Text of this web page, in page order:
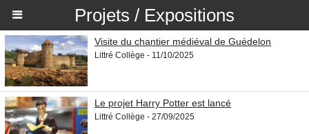
Projets / Expositions
Visite du chantier médiéval de Guédelon
Littré Collège - 11/10/2025
Le projet Harry Potter est lancé
Littré Collège - 27/09/2025